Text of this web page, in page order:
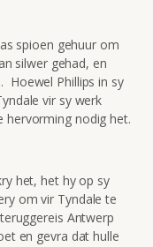
spioen gehuur om
silwer gehad, en
Hoewel Phillips in sy
vir sy werk
hervorming nodig het.
het, het hy op sy
om vir Tyndale te
Antwerp
en gevra dat hulle